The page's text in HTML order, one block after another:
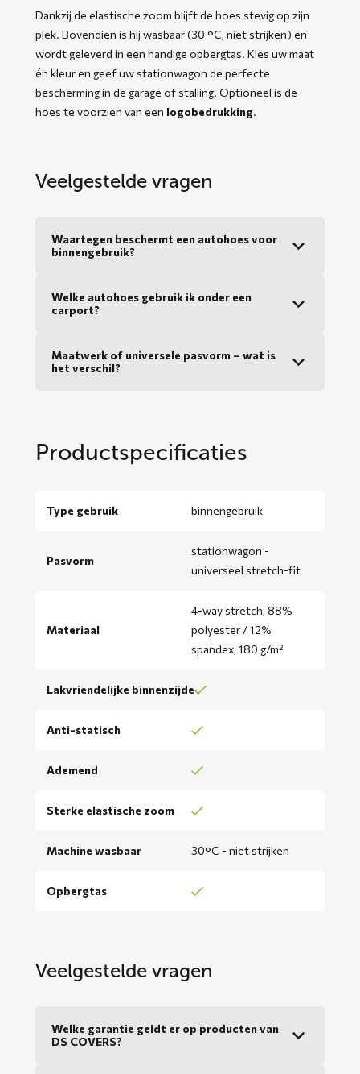
Dankzij de elastische zoom blijft de hoes stevig op zijn
plek. Bovendien is hij wasbaar (30 °C, niet strijken) en
wordt geleverd in een handige opbergtas. Kies uw maat
én kleur en geef uw stationwagon de perfecte
bescherming in de garage of stalling. Optioneel is de
hoes te voorzien van een logobedrukking.
Veelgestelde vragen
Waartegen beschermt een autohoes voor
binnengebruik?
Welke autohoes gebruik ik onder een
carport?
Maatwerk of universele pasvorm – wat is
het verschil?
Productspecificaties
Type gebruik binnengebruik
Pasvorm
stationwagon -
universeel stretch-fit
Materiaal
4-way stretch, 88%
polyester / 12%
spandex, 180 g/m²
Lakvriendelijke binnenzijde
Anti-statisch
Ademend
Sterke elastische zoom
Machine wasbaar 30°C - niet strijken
Opbergtas
Veelgestelde vragen
Welke garantie geldt er op producten van
DS COVERS?